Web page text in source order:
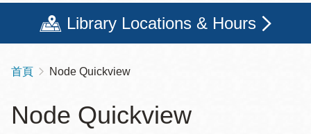
Library Locations & Hours
導
連
首頁 Node Quickview
Node Quickview